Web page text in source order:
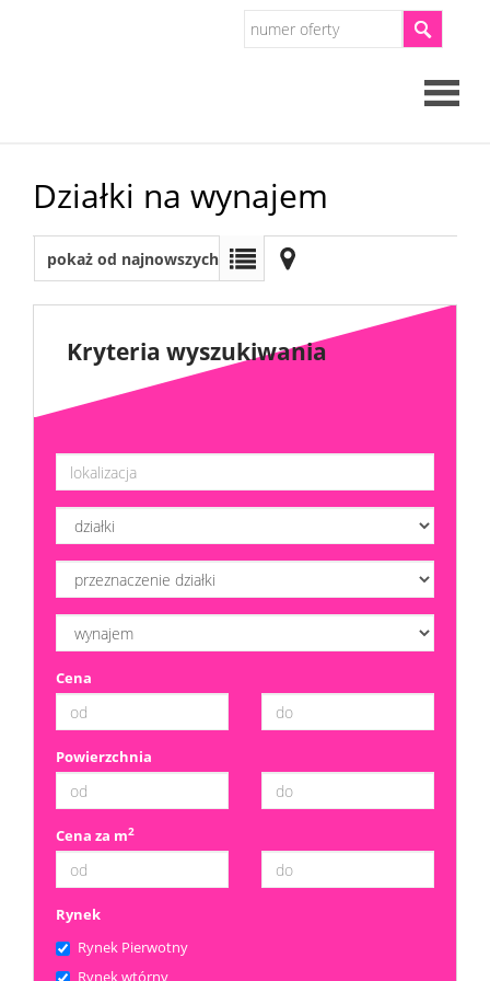
O
firmie
Oferty
Dzialki
Działki na wynajem
pokaż od najnowszych
Kryteria wyszukiwania
Cena
Powierzchnia
Cena za m2
Rynek
Rynek Pierwotny
Rynek wtórny